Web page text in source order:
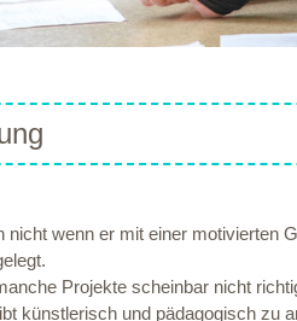
nicht wenn er mit einer motivierten
Projekte scheinbar nicht
künstlerisch und pädagogisch zu